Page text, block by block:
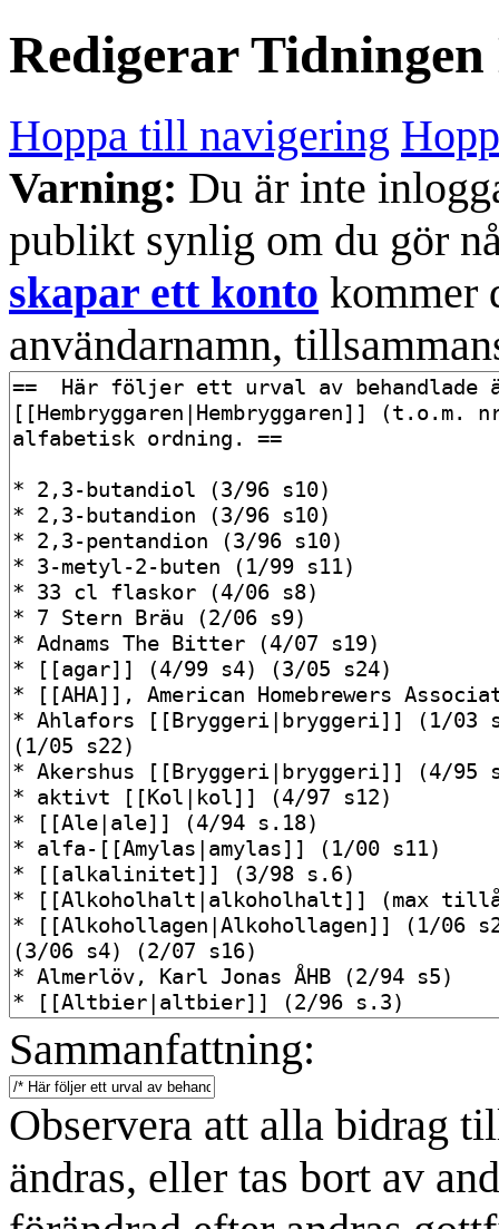
RedigerarTidningen
Hoppa till navigering
Varning: Du är inte
publikt synlig om du gör
skapar ett konto kommer
användarnamn,
Sammanfattning:
Observera att alla bidrag
ändras, eller tas bort av